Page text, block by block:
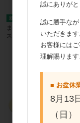
まほろば 金のバースデープレ
ス（100本）
誠にありがと
誠に勝手な
いただきます
お客様には
理解賜ります
■ お盆休
8月13
（日）